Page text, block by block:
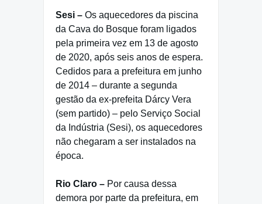
Sesi – Os aquecedores da piscina
da Cava do Bosque foram ligados
pela primeira vez em 13 de agosto
de 2020, após seis anos de espera.
Cedidos para a prefeitura em junho
de 2014 – durante a segunda
gestão da ex-prefeita Dárcy Vera
(sem partido) – pelo Serviço Social
da Indústria (Sesi), os aquecedores
não chegaram a ser instalados na
época.
Rio Claro – Por causa dessa
demora por parte da prefeitura, em